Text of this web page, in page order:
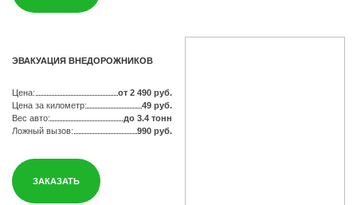
ЭВАКУАЦИЯ ВНЕДОРОЖНИКОВ
Цена:
от 2 490 руб.
Цена за километр:
49 руб.
Вес авто:
до 3.4 тонн
Ложный вызов:
990 руб.
ЗАКАЗАТЬ